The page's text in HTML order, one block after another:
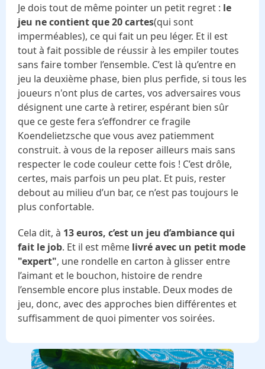
Je dois tout de même pointer un petit regret : le
jeu ne contient que 20 cartes(qui sont
imperméables), ce qui fait un peu léger. Et il est
tout à fait possible de réussir à les empiler toutes
sans faire tomber l’ensemble. C’est là qu’entre en
jeu la deuxième phase, bien plus perfide, si tous les
joueurs n'ont plus de cartes, vos adversaires vous
désignent une carte à retirer, espérant bien sûr
que ce geste fera s’effondrer ce fragile
Koendelietzsche que vous avez patiemment
construit. à vous de la reposer ailleurs mais sans
respecter le code couleur cette fois ! C’est drôle,
certes, mais parfois un peu plat. Et puis, rester
debout au milieu d’un bar, ce n’est pas toujours le
plus confortable.
Cela dit, à 13 euros, c’est un jeu d’ambiance qui
fait le job. Et il est même livré avec un petit mode
"expert", une rondelle en carton à glisser entre
l’aimant et le bouchon, histoire de rendre
l’ensemble encore plus instable. Deux modes de
jeu, donc, avec des approches bien différentes et
suffisamment de quoi pimenter vos soirées.